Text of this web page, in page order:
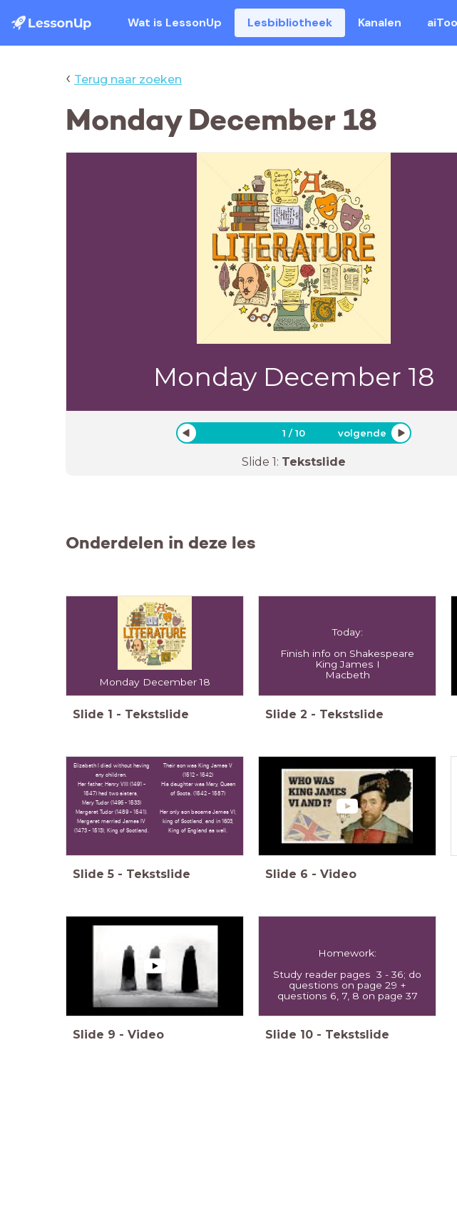
Wat is LessonUp Lesbibliotheek Kanalen
‹ Terug naar zoeken
Monday December 18
Monday December 18
1 /10 volgende
Slide 1: Tekstslide
Onderdelen in deze les
Monday December 18
Slide 1 - Tekstslide
Today:
Finish info on Shakespeare
King James I
Macbeth
Slide 2 - Tekstslide
Elizabeth I died without having
any children.
Her father, Henry VIII (1491 -
1547) had two sisters,
Mary Tudor (1496 - 1533)
Margaret Tudor (1489 - 1541).
Margaret married James IV
(1473 - 1513), King of Scotland.
Their son was King James V
(1512 - 1542)
His daughter was Mary, Queen
of Scots. (1542 - 1587)
Her only son became James VI,
king of Scotland, and in 1603,
King of England as well.
Slide 5 - Tekstslide Slide 6 - Video
Slide 9 - Video
Homework:
Study reader pages 3 - 36; do
questions on page 29 +
questions 6, 7, 8 on page 37
Slide 10 - Tekstslide